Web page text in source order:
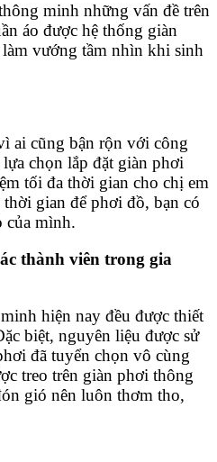
minh những vấn đề trên
áo được hệ thống giàn
vướng tầm nhìn khi sinh
ai cũng bận rộn với công
chọn lắp đặt giàn phơi
tối đa thời gian cho chị em
gian để phơi đồ, bạn có
của mình.
thành viên trong gia
hiện nay đều được thiết
biệt, nguyên liệu được sử
đã tuyển chọn vô cùng
treo trên giàn phơi thông
gió nên luôn thơm tho,